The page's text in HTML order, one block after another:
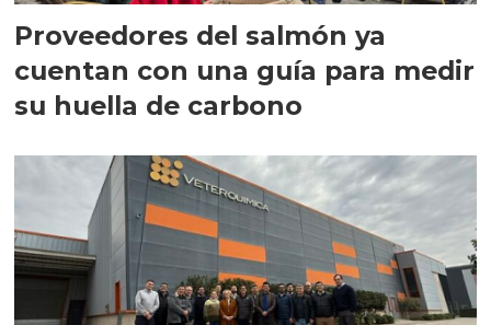
Proveedores del salmón ya
cuentan con una guía para medir
su huella de carbono